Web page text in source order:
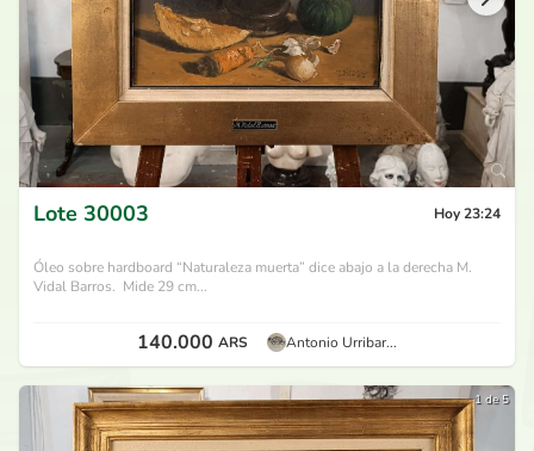
Lote 30003 Hoy 23:24
Óleo sobre hardboard “Naturaleza muerta” dice abajo a la derecha M.
Vidal Barros. Mide 29 cm...
140.000 ARS Antonio Urribar...
1 de 5